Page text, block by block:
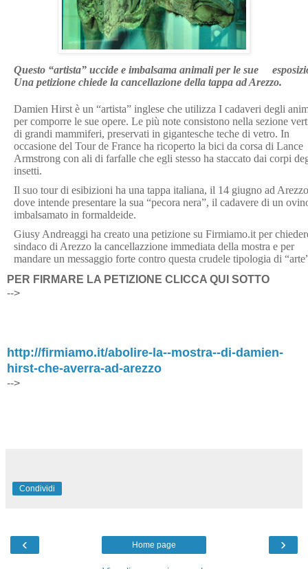
Questo “artista” uccide e imbalsama animali per le sue
Una petizione chiede la cancellazione della tappa ad Arezzo.
Damien Hirst è un “artista” inglese che utilizza I cadaveri degli
per comporre le sue opere. Le più note consistono nella sezione
di grandi mammiferi, preservati in gigantesche teche di vetro. In
occasione del Tour de France ha ricoperto la bici da corsa di Lance
Armstrong con ali di farfalle che egli stesso ha staccato dai corpi
insetti.
Il suo tour di esibizioni ha una tappa italiana, il 14 giugno ad
dove intende presentare la sua “pecora nera”, il cadavere di un
imbalsamato in formaldeide.
Giusy Andreaggi ha creato una petizione su Firmiamo.it per
sindaco di Arezzo la cancellazzione immediata della mostra e per
mandare un messaggio forte contro questa crudele tipologia di
PER FIRMARE LA PETIZIONE CLICCA QUI SOTTO
-->
http://firmiamo.it/abolire-la--mostra--di-damien-
hirst-che-averra-ad-arezzo
-->
Condividi
‹ ›
Home page